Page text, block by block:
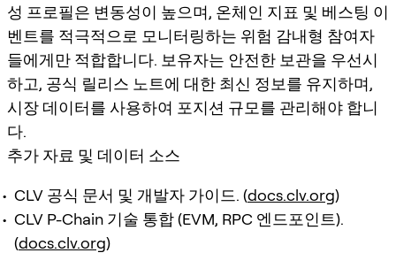
성 프로필은 변동성이 높으며, 온체인 지표 및 베스팅 이
벤트를 적극적으로 모니터링하는 위험 감내형 참여자
들에게만 적합합니다. 보유자는 안전한 보관을 우선시
하고, 공식 릴리스 노트에 대한 최신 정보를 유지하며,
시장 데이터를 사용하여 포지션 규모를 관리해야 합니
다.
추가 자료 및 데이터 소스
CLV 공식 문서 및 개발자 가이드. (docs.clv.org)
CLV P-Chain 기술 통합 (EVM, RPC 엔드포인트).
(docs.clv.org)